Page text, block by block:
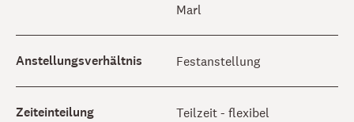
Marl
Anstellungsverhältnis Festanstellung
Zeiteinteilung Teilzeit - flexibel